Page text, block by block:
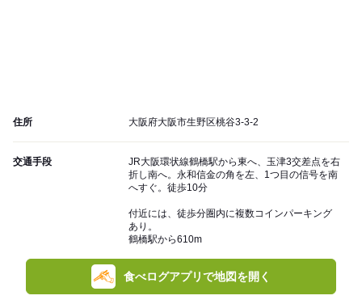
住所 大阪府大阪市生野区桃谷3-3-2
交通手段
JR大阪環状線鶴橋駅から東へ、玉津3交差点を右
折し南へ。永和信金の角を左、1つ目の信号を南
へすぐ。徒歩10分
付近には、徒歩分圏内に複数コインパーキング
あり。
鶴橋駅から610m
食べログアプリで地図を開く